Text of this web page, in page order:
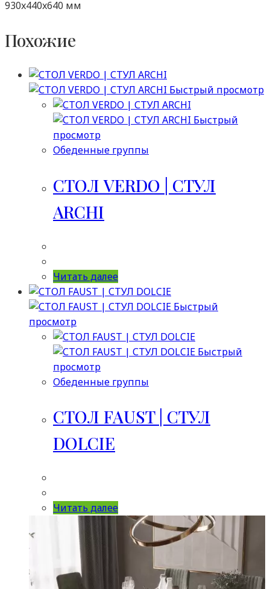
930x440x640 мм
Похожие
Быстрый просмотр
Быстрый
просмотр
Обеденные группы
СТОЛ VERDO | СТУЛ
ARCHI
Читать далее
Быстрый
просмотр
Быстрый
просмотр
Обеденные группы
СТОЛ FAUST | СТУЛ
DOLCIE
Читать далее